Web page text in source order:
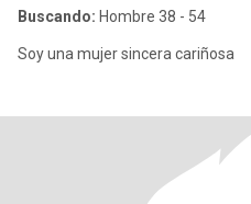
Buscando: Hombre 38 - 54
Soy una mujer sincera cariñosa